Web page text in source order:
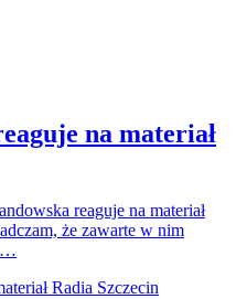
na materiał
reaguje na materiał
że zawarte w nim